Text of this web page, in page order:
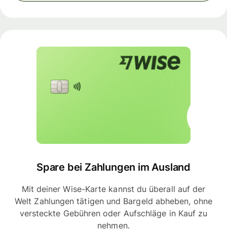
Spare bei Zahlungen im Ausland
Mit deiner Wise-Karte kannst du überall auf der
Welt Zahlungen tätigen und Bargeld abheben, ohne
versteckte Gebühren oder Aufschläge in Kauf zu
nehmen.